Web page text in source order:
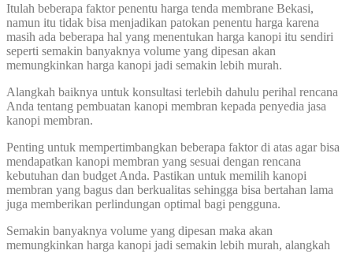
Itulah beberapa faktor penentu harga tenda membrane Bekasi,
namun itu tidak bisa menjadikan patokan penentu harga karena
masih ada beberapa hal yang menentukan harga kanopi itu sendiri
seperti semakin banyaknya volume yang dipesan akan
memungkinkan harga kanopi jadi semakin lebih murah.
Alangkah baiknya untuk konsultasi terlebih dahulu perihal rencana
Anda tentang pembuatan kanopi membran kepada penyedia jasa
kanopi membran.
Penting untuk mempertimbangkan beberapa faktor di atas agar bisa
mendapatkan kanopi membran yang sesuai dengan rencana
kebutuhan dan budget Anda. Pastikan untuk memilih kanopi
membran yang bagus dan berkualitas sehingga bisa bertahan lama
juga memberikan perlindungan optimal bagi pengguna.
Semakin banyaknya volume yang dipesan maka akan
memungkinkan harga kanopi jadi semakin lebih murah, alangkah